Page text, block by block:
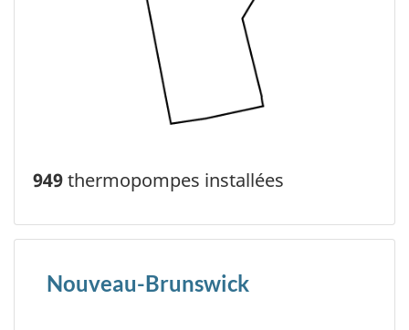
949thermopompes installées
Nouveau-Brunswick